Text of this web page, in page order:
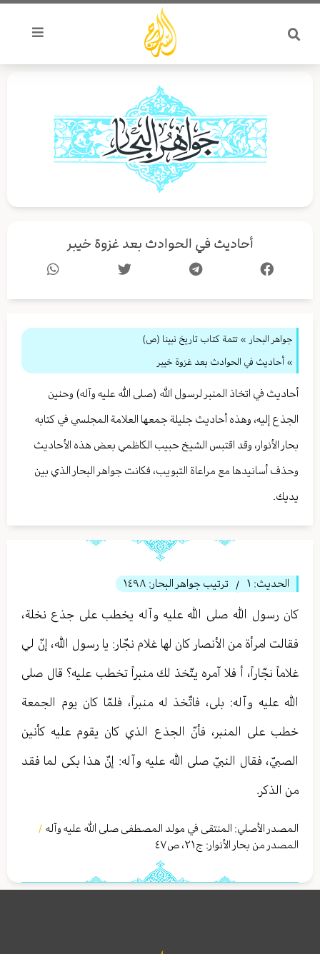
تخطي
المحتوى
أحاديث في الحوادث بعد غزوة خيبر
جواهر البحار » تتمة كتاب تاريخ نبينا (ص)
» أحاديث في الحوادث بعد غزوة خيبر
أحاديث في اتخاذ المنبر لرسول الله (صلى الله عليه وآله) وحنين
الجذع إليه، وهذه أحاديث جليلة جمعها العلامة المجلسي في كتابه
بحار الأنوار، وقد اقتبس الشيخ حبيب الكاظمي بعض هذه الأحاديث
وحذف أسانيدها مع مراعاة التبويب، فكانت جواهر البحار الذي بين
يديك.
الحديث: ١ / ترتيب جواهر البحار: ١٤٩٨
كان رسول الله صلى الله عليه وآله يخطب على جذع نخلة،
فقالت امرأة من الأنصار كان لها غلام نجّار: يا رسول الله، إنّ لي
غلاماً نجّاراً، أ فلا آمره يتّخذ لك منبراً تخطب عليه؟ قال صلى
الله عليه وآله: بلى، فاتّخذ له منبراً، فلمّا كان يوم الجمعة
خطب على المنبر، فأنّ الجذع الذي كان يقوم عليه كأنين
الصبيّ، فقال النبيّ صلى الله عليه وآله: إنّ هذا بكى لما فقد
من الذكر.
المصدر الأصلي: المنتقى في مولد المصطفى صلى الله عليه وآله /
المصدر من بحار الأنوار: ج٢١، ص٤٧